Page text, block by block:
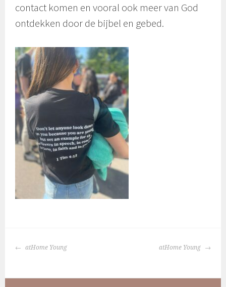
contact komen en vooral ook meer van God
ontdekken door de bijbel en gebed.
BERICHTNAVIGATIE
atHome Young atHome Young